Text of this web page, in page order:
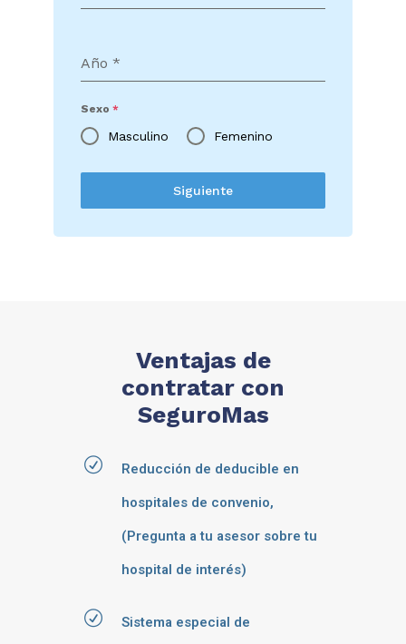
Año *
Sexo *
Masculino Femenino
Siguiente
Ventajas de
contratar con
SeguroMas
Reducción de deducible en
hospitales de convenio,
(Pregunta a tu asesor sobre tu
hospital de interés)
Sistema especial de